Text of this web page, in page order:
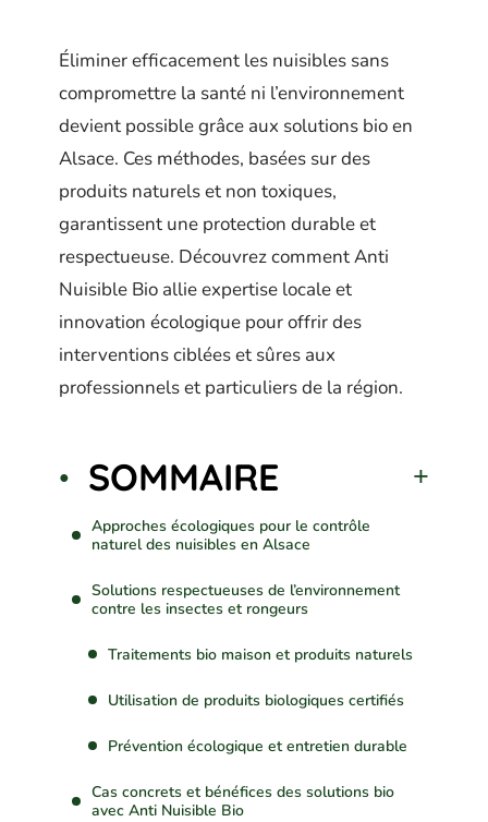
Éliminer efficacement les nuisibles sans
compromettre la santé ni l’environnement
devient possible grâce aux solutions bio en
Alsace. Ces méthodes, basées sur des
produits naturels et non toxiques,
garantissent une protection durable et
respectueuse. Découvrez comment Anti
Nuisible Bio allie expertise locale et
innovation écologique pour offrir des
interventions ciblées et sûres aux
professionnels et particuliers de la région.
SOMMAIRE
Approches écologiques pour le contrôle
naturel des nuisibles en Alsace
Solutions respectueuses de l’environnement
contre les insectes et rongeurs
Traitements bio maison et produits naturels
Utilisation de produits biologiques certifiés
Prévention écologique et entretien durable
Cas concrets et bénéfices des solutions bio
avec Anti Nuisible Bio